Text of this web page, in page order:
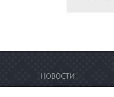
НОВОСТИ